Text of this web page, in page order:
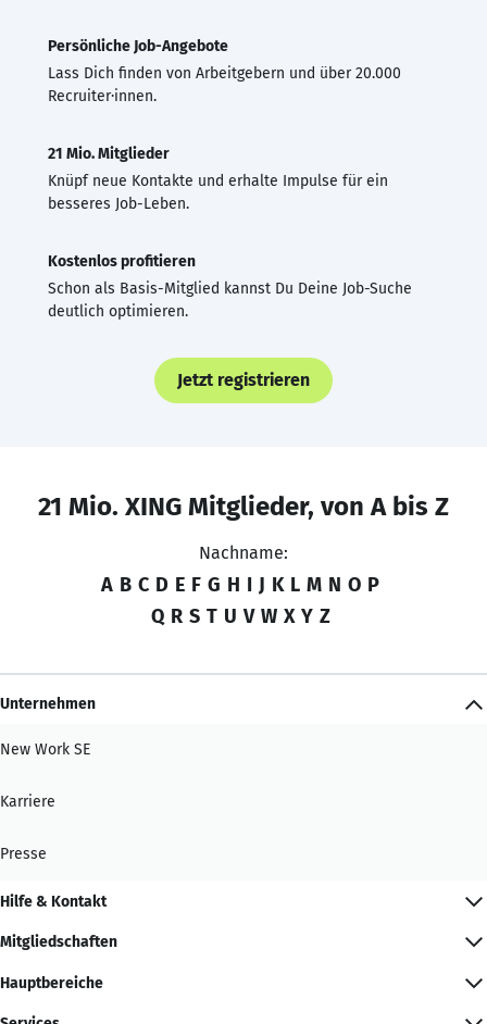
Persönliche Job-Angebote
Lass Dich finden von Arbeitgebern und über 20.000
Recruiter·innen.
21 Mio. Mitglieder
Knüpf neue Kontakte und erhalte Impulse für ein
besseres Job-Leben.
Kostenlos profitieren
Schon als Basis-Mitglied kannst Du Deine Job-Suche
deutlich optimieren.
Jetzt registrieren
21 Mio. XING Mitglieder, von A bis Z
Nachname:
A B C D E F G H I J K L M N O P
Q R S T U V W X Y Z
Unternehmen
New Work SE
Karriere
Presse
Hilfe & Kontakt
Mitgliedschaften
Hauptbereiche